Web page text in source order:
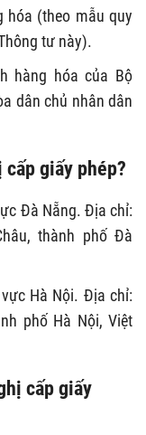
hóa (theo mẫu quy
tư này).
hàng hóa của Bộ
dân chủ nhân dân
giấy phép?
Đà Nẵng. Địa chỉ:
thành phố Đà
Hà Nội. Địa chỉ:
phố Hà Nội, Việt
cấp giấy